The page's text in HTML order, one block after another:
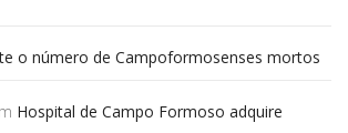
o número de Campoformosenses mortos
que morreram em desabamentos são
Hospital de Campo Formoso adquire